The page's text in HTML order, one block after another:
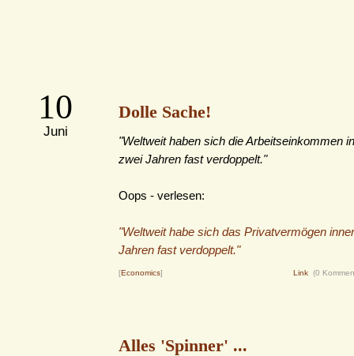
10
Juni
Dolle Sache!
"Weltweit haben sich die Arbeitseinkommen
zwei Jahren fast verdoppelt."
Oops - verlesen:
"Weltweit habe sich das Privatvermögen
Jahren fast verdoppelt."
[Economics] Link (0
Alles 'Spinner' ...